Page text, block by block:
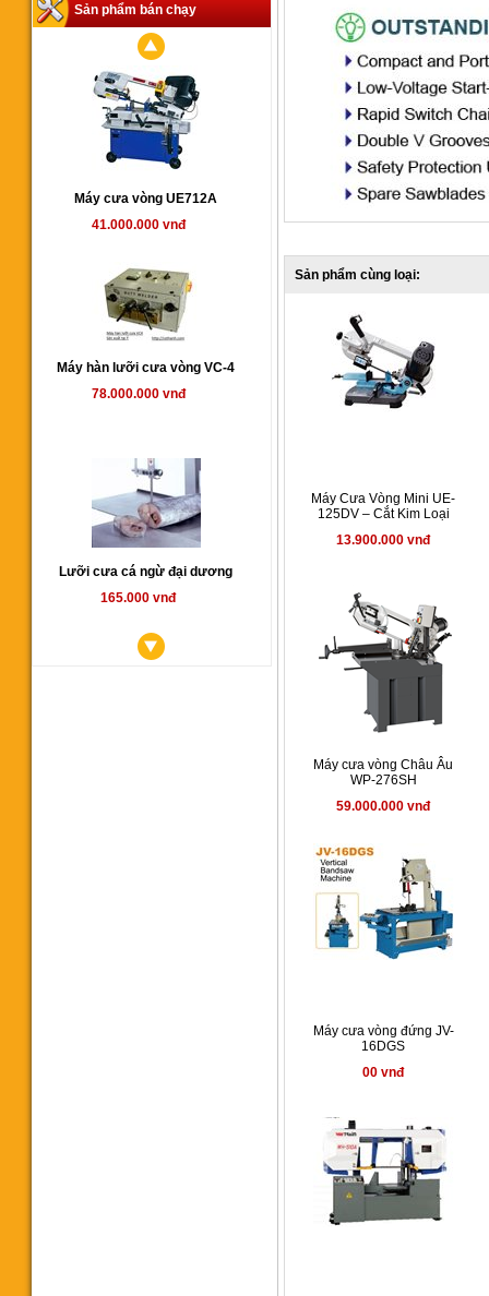
Sản phẩm bán chạy
Máy cưa vòng UE712A
41.000.000 vnđ
Máy hàn lưỡi cưa vòng VC-4
78.000.000 vnđ
Lưỡi cưa cá ngừ đại dương
165.000 vnđ
Sản phẩm cùng loại:
Máy Cưa Vòng Mini UE-
125DV – Cắt Kim Loại
13.900.000 vnđ
Máy cưa vòng Châu Âu
WP-276SH
59.000.000 vnđ
Máy cưa vòng đứng JV-
16DGS
00 vnđ